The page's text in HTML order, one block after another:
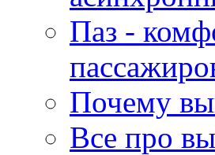
Паз -
Почему
Все про